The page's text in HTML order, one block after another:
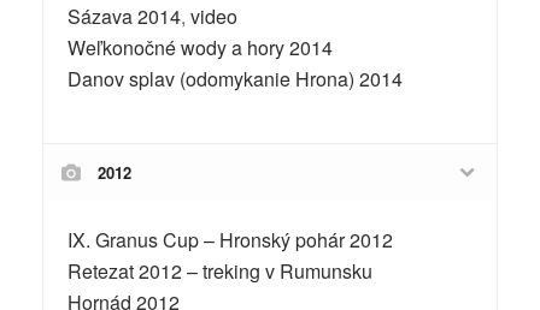
Sázava 2014, video
Weľkonočné wody a hory 2014
Danov splav (odomykanie Hrona) 2014
2012
IX. Granus Cup – Hronský pohár 2012
Retezat 2012 – treking v Rumunsku
Hornád 2012